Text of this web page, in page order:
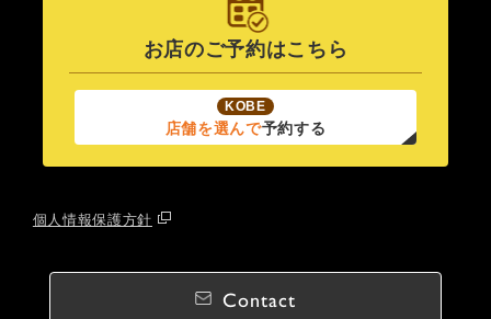
お店のご予約はこちら
KOBE
店舗を選んで予約する
個人情報保護方針
Contact